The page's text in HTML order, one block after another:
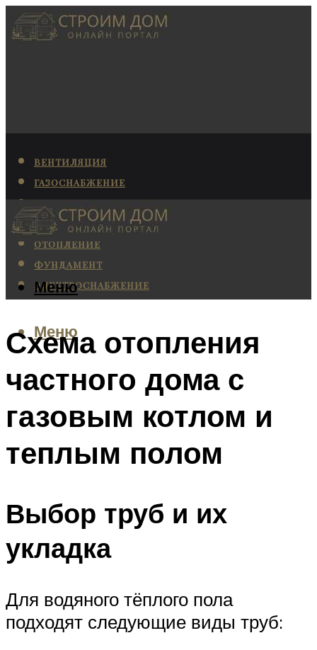
ВЕНТИЛЯЦИЯ
ГАЗОСНАБЖЕНИЕ
КАНАЛИЗАЦИЯ
КОНДИЦИОНИРОВАНИЕ
ОТОПЛЕНИЕ
ФУНДАМЕНТ
ЭЛЕКТРОСНАБЖЕНИЕ
Меню
Меню
Схема отопления
частного дома с
газовым котлом и
теплым полом
Выбор труб и их
укладка
Для водяного тёплого пола
подходят следующие виды труб: